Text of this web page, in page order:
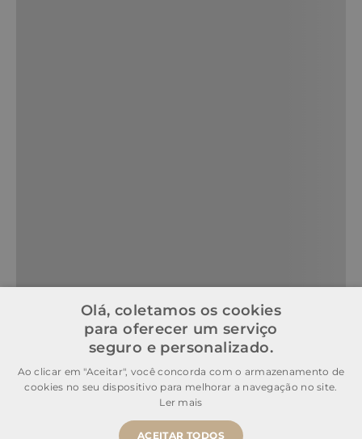
Olá, coletamos os cookies
para oferecer um serviço
seguro e personalizado.
Ao clicar em "Aceitar", você concorda com o armazenamento de
cookies no seu dispositivo para melhorar a navegação no site.
Ler mais
ACEITAR TODOS